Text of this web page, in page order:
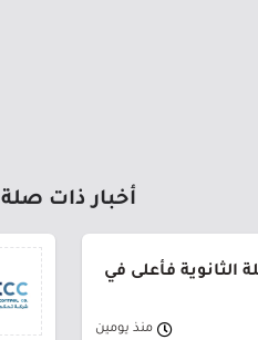
أخبار ذات صلة
فأعلى في
منذ يومين